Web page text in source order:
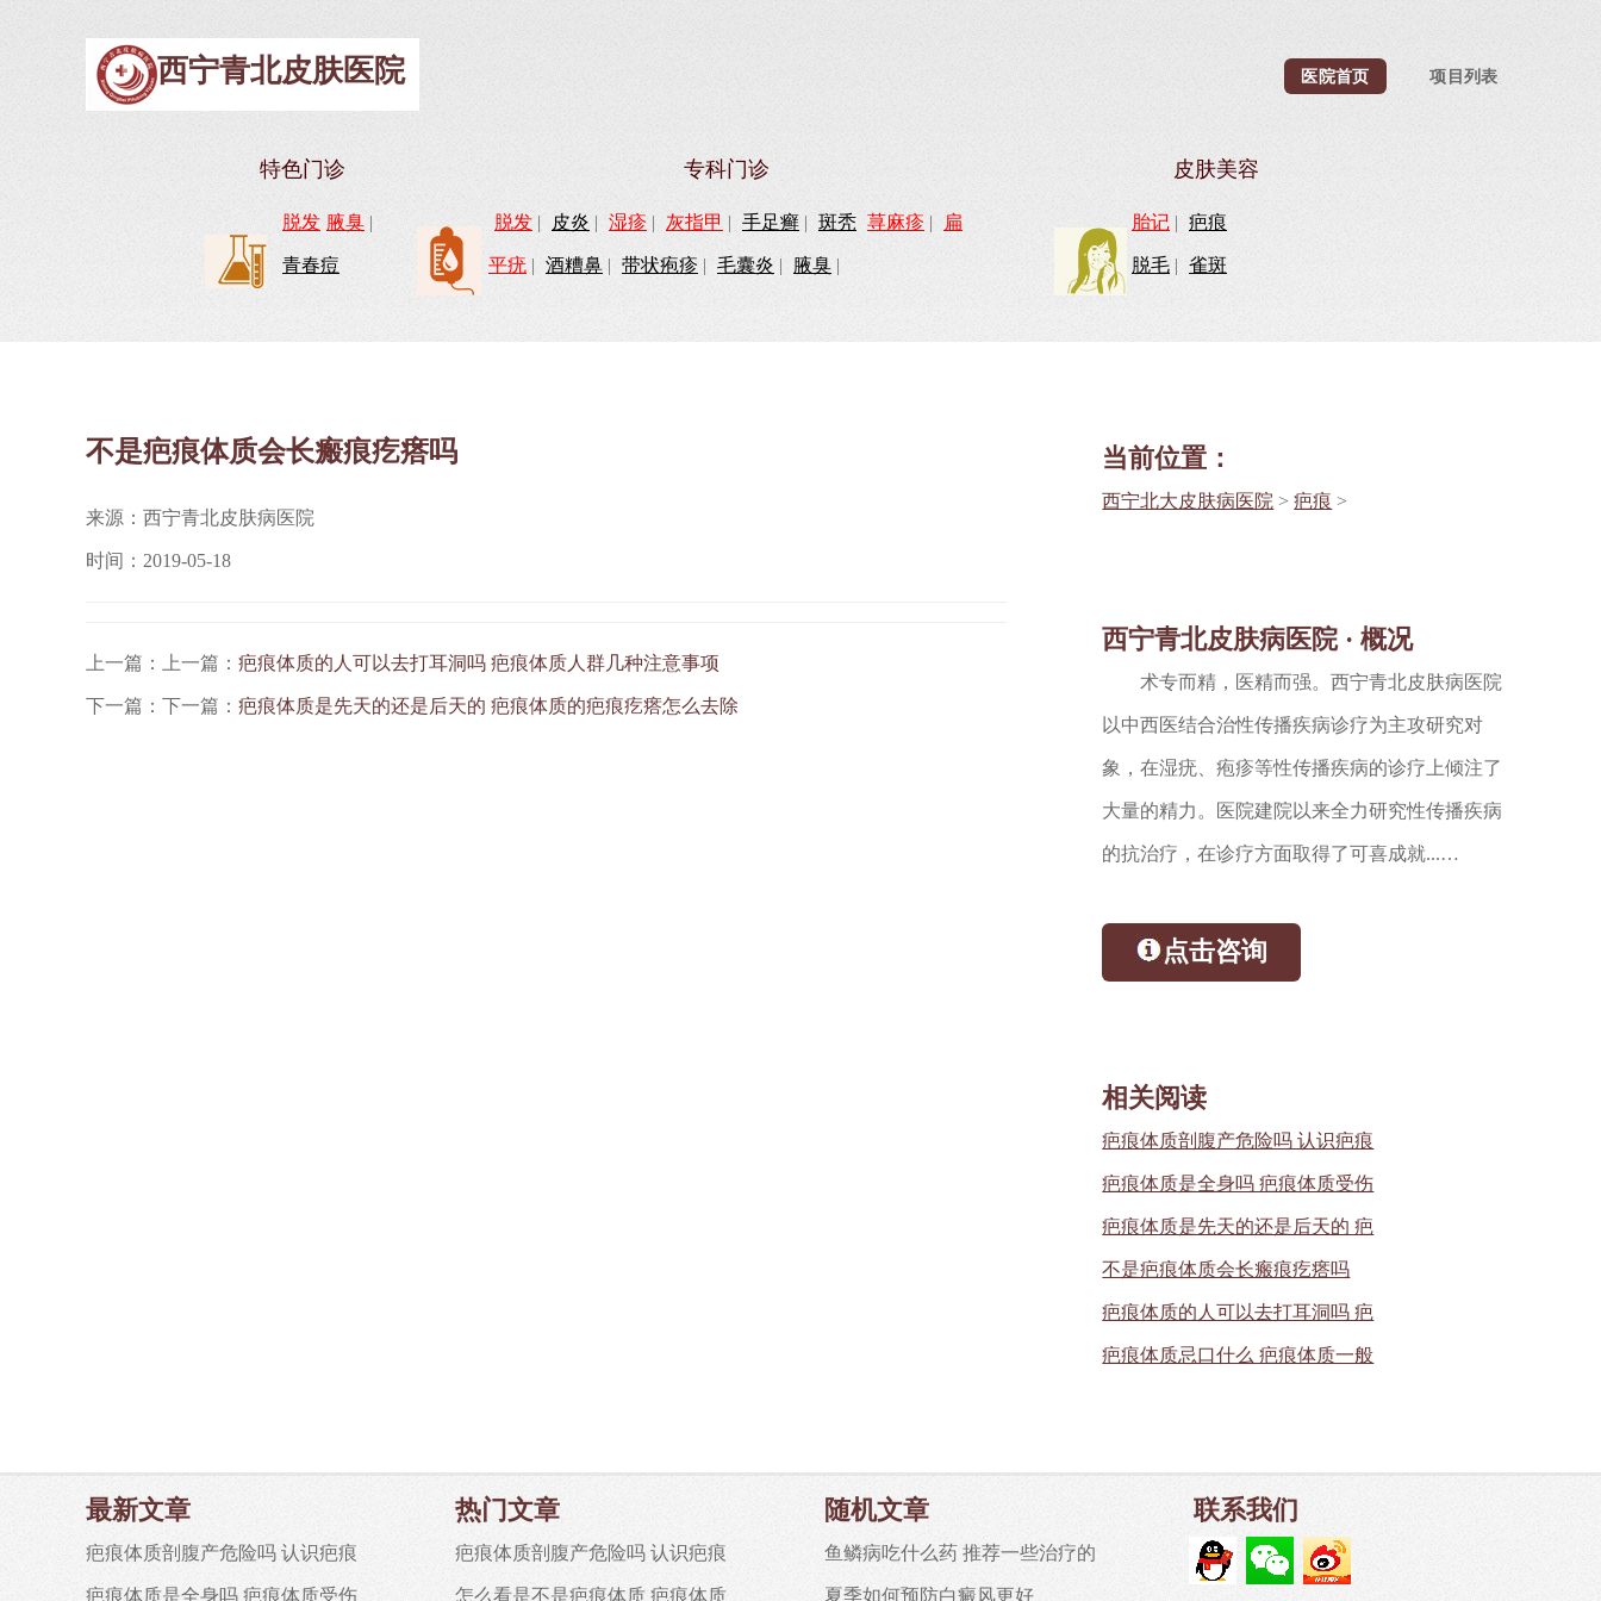
西宁青北皮肤医院 医院首页 项目列表
特色门诊
脱发 腋臭 |
青春痘
专科门诊
脱发 | 皮炎 | 湿疹 | 灰指甲 | 手足癣 | 斑秃 荨麻疹 | 扁
平疣 | 酒糟鼻 | 带状疱疹 | 毛囊炎 | 腋臭 |
皮肤美容
胎记 | 疤痕
脱毛 | 雀斑
不是疤痕体质会长瘢痕疙瘩吗
来源：西宁青北皮肤病医院
时间：2019-05-18
上一篇：上一篇： 疤痕体质的人可以去打耳洞吗 疤痕体质人群几种注意事项
下一篇：下一篇： 疤痕体质是先天的还是后天的 疤痕体质的疤痕疙瘩怎么去除
当前位置：
西宁北大皮肤病医院 >疤痕 >
西宁青北皮肤病医院 · 概况
术专而精，医精而强。西宁青北皮肤病医院
以中西医结合治性传播疾病诊疗为主攻研究对
象，在湿疣、疱疹等性传播疾病的诊疗上倾注了
大量的精力。医院建院以来全力研究性传播疾病
的抗治疗，在诊疗方面取得了可喜成就...…
点击咨询
相关阅读
疤痕体质剖腹产危险吗 认识疤痕
疤痕体质是全身吗 疤痕体质受伤
疤痕体质是先天的还是后天的 疤
不是疤痕体质会长瘢痕疙瘩吗
疤痕体质的人可以去打耳洞吗 疤
疤痕体质忌口什么 疤痕体质一般
最新文章
疤痕体质剖腹产危险吗 认识疤痕
疤痕体质是全身吗 疤痕体质受伤
热门文章
疤痕体质剖腹产危险吗 认识疤痕
怎么看是不是疤痕体质 疤痕体质
随机文章
鱼鳞病吃什么药 推荐一些治疗的
夏季如何预防白癜风更好
联系我们